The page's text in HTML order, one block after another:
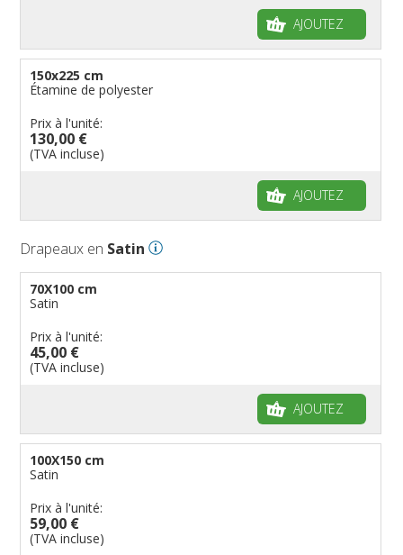
AJOUTEZ
150x225 cm
Étamine de polyester
Prix à l'unité:
130,00 €
(TVA incluse)
AJOUTEZ
Drapeaux en Satin
70X100 cm
Satin
Prix à l'unité:
45,00 €
(TVA incluse)
AJOUTEZ
100X150 cm
Satin
Prix à l'unité:
59,00 €
(TVA incluse)